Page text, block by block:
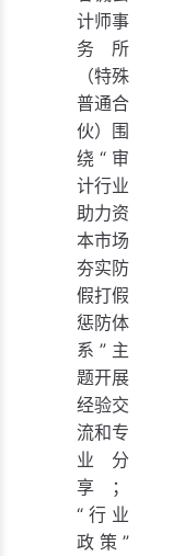
计师事
务所
（特殊
普通合
伙）围
绕“审
计行业
助力资
本市场
夯实防
假打假
惩防体
系”主
题开展
经验交
流和专
业分
享；
“行业
政策”